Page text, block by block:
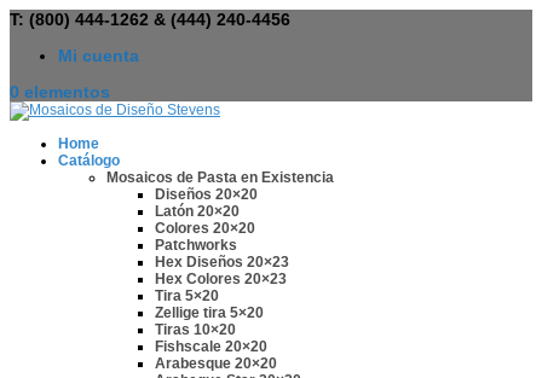
T: (800) 444-1262 & (444) 240-4456
Mi cuenta
0 elementos
Home
Catálogo
Mosaicos de Pasta en Existencia
Diseños 20×20
Latón 20×20
Colores 20×20
Patchworks
Hex Diseños 20×23
Hex Colores 20×23
Tira 5×20
Zellige tira 5×20
Tiras 10×20
Fishscale 20×20
Arabesque 20×20